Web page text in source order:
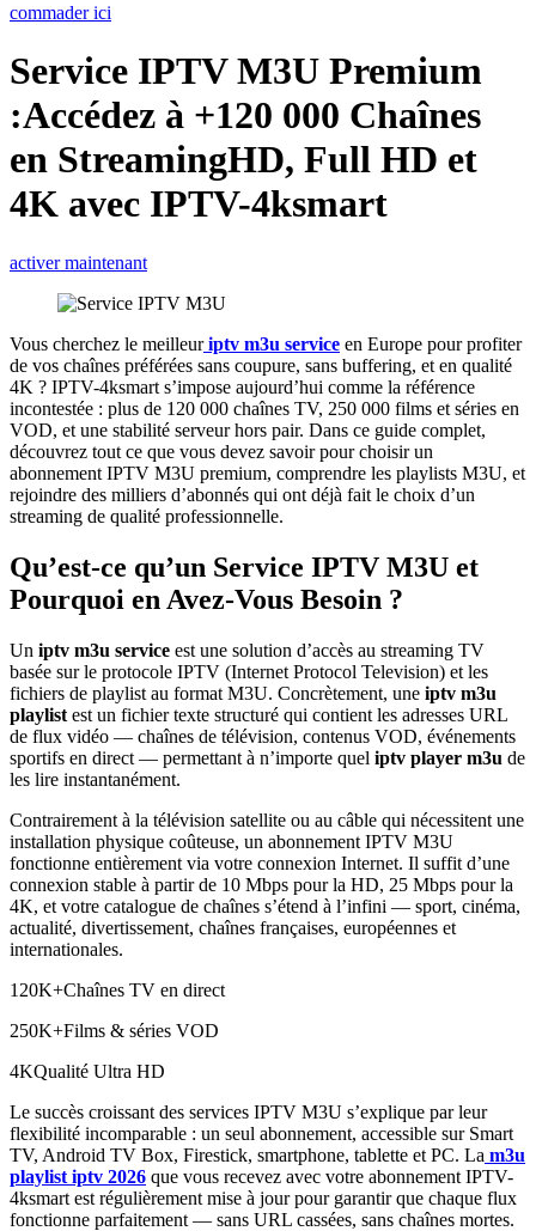
commader ici
Service IPTV M3U Premium
:Accédez à +120 000 Chaînes
en StreamingHD, Full HD et
4K avec IPTV-4ksmart
activer maintenant
Vous cherchez le meilleur iptv m3u service en Europe pour profiter
de vos chaînes préférées sans coupure, sans buffering, et en qualité
4K ? IPTV-4ksmart s’impose aujourd’hui comme la référence
incontestée : plus de 120 000 chaînes TV, 250 000 films et séries en
VOD, et une stabilité serveur hors pair. Dans ce guide complet,
découvrez tout ce que vous devez savoir pour choisir un
abonnement IPTV M3U premium, comprendre les playlists M3U, et
rejoindre des milliers d’abonnés qui ont déjà fait le choix d’un
streaming de qualité professionnelle.
Qu’est-ce qu’un Service IPTV M3U et
Pourquoi en Avez-Vous Besoin ?
Un iptv m3u service est une solution d’accès au streaming TV
basée sur le protocole IPTV (Internet Protocol Television) et les
fichiers de playlist au format M3U. Concrètement, une iptv m3u
playlist est un fichier texte structuré qui contient les adresses URL
de flux vidéo — chaînes de télévision, contenus VOD, événements
sportifs en direct — permettant à n’importe quel iptv player m3u de
les lire instantanément.
Contrairement à la télévision satellite ou au câble qui nécessitent une
installation physique coûteuse, un abonnement IPTV M3U
fonctionne entièrement via votre connexion Internet. Il suffit d’une
connexion stable à partir de 10 Mbps pour la HD, 25 Mbps pour la
4K, et votre catalogue de chaînes s’étend à l’infini — sport, cinéma,
actualité, divertissement, chaînes françaises, européennes et
internationales.
120K+Chaînes TV en direct
250K+Films & séries VOD
4KQualité Ultra HD
Le succès croissant des services IPTV M3U s’explique par leur
flexibilité incomparable : un seul abonnement, accessible sur Smart
TV, Android TV Box, Firestick, smartphone, tablette et PC. La m3u
playlist iptv 2026 que vous recevez avec votre abonnement IPTV-
4ksmart est régulièrement mise à jour pour garantir que chaque flux
fonctionne parfaitement — sans URL cassées, sans chaînes mortes.